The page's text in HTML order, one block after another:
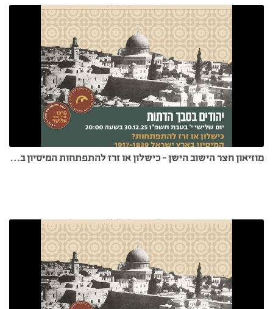
מוזיאון חצר הישוב הישן - כישלון או זרז להתפתחות המיסיון בארץ ישראל 1917-1839 - 30.12.25